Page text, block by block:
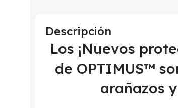
Descripción
Los ¡Nuevos
de OPTIMUS™
arañazos